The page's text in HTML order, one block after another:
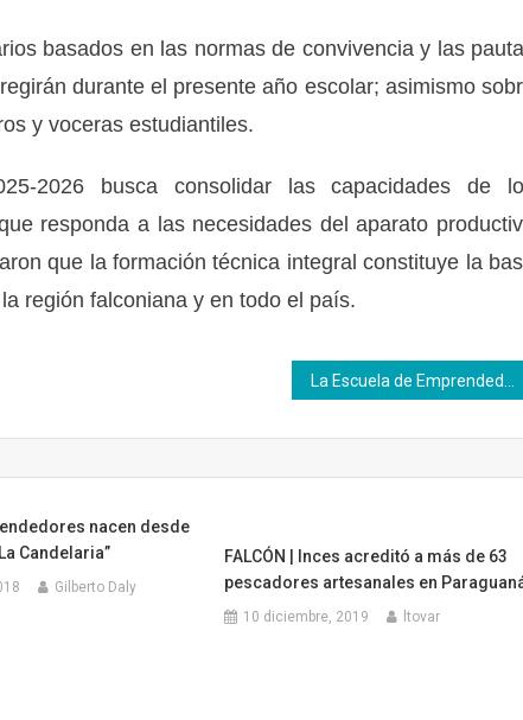
basados en las normas de convivencia y las
durante el presente año escolar; asimismo
y voceras estudiantiles.
2026 busca consolidar las capacidades de
responda a las necesidades del aparato
que la formación técnica integral constituye la
región falconiana y en todo el país.
nacen desde
Candelaria”
Gilberto Daly
FALCÓN | Inces acreditó a más de 63
pescadores artesanales en
10 diciembre, 2019 ltovar